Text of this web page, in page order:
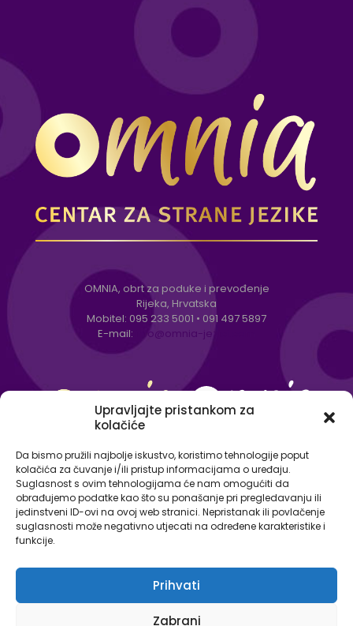
Upravljajte pristankom za
kolačiće
Da bismo pružili najbolje iskustvo, koristimo tehnologije poput
kolačića za čuvanje i/ili pristup informacijama o uređaju.
Suglasnost s ovim tehnologijama će nam omogućiti da
obrađujemo podatke kao što su ponašanje pri pregledavanju ili
jedinstveni ID-ovi na ovoj web stranici. Nepristanak ili povlačenje
suglasnosti može negativno utjecati na određene karakteristike i
funkcije.
Prihvati
Zabrani
OMNIA, obrt za poduke i prevođenje
Rijeka, Hrvatska
Mobitel: 095 233 5001 • 091 497 5897
E-mail:
info@omnia-jezici.com
© Omnia - centar za strane jezike 2026. Sva prava